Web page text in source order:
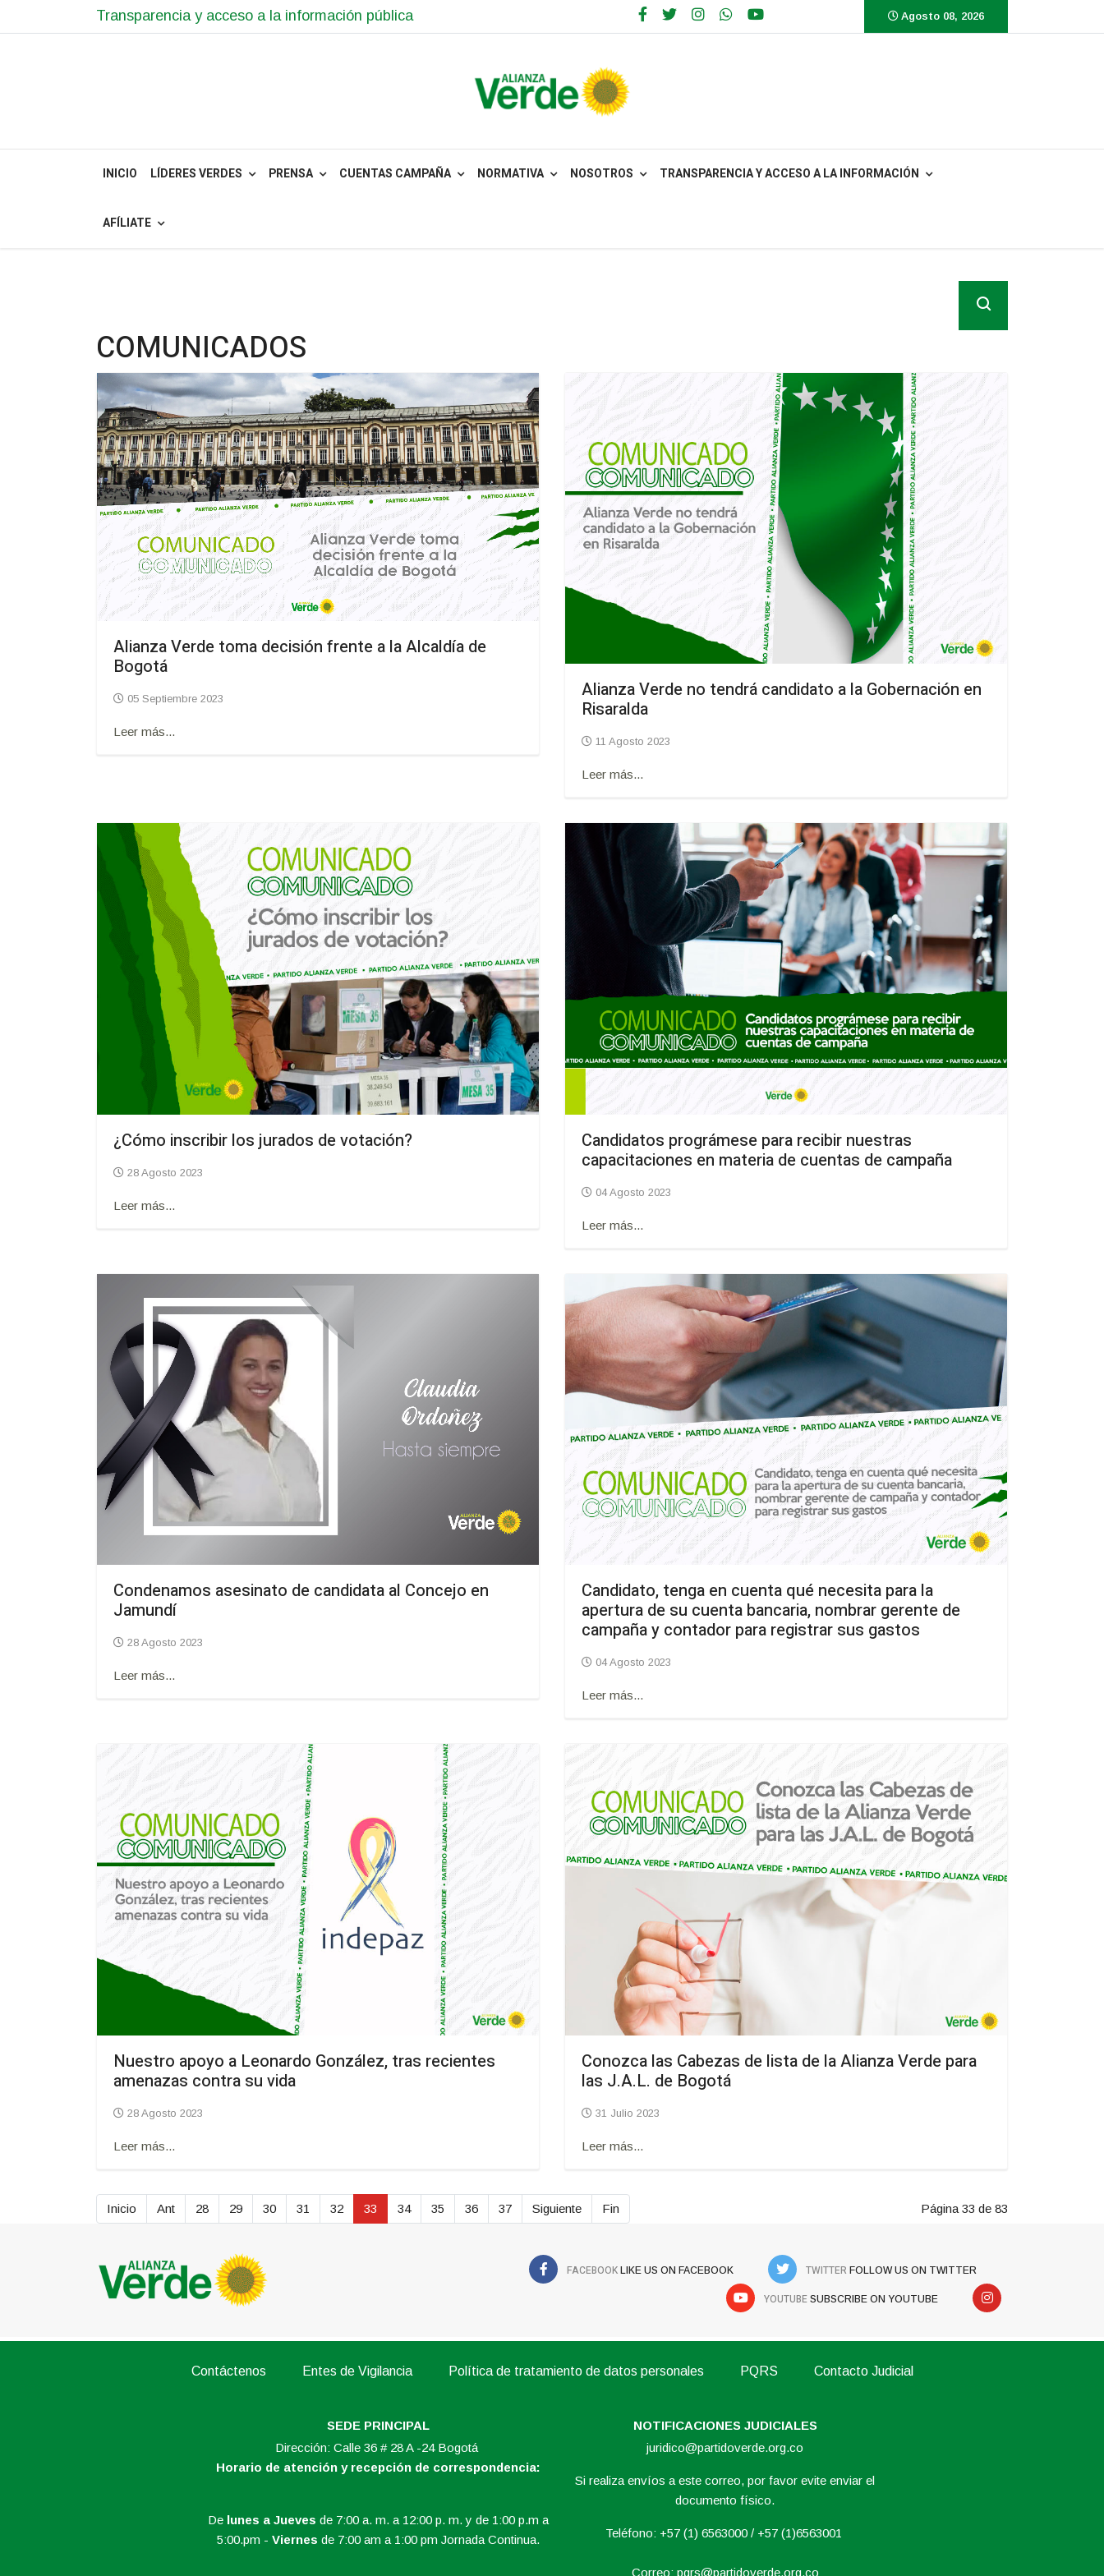
Transparencia y acceso a la información pública Agosto 08, 2026
INICIO LÍDERES VERDES PRENSA CUENTAS CAMPAÑA NORMATIVA NOSOTROS TRANSPARENCIA Y ACCESO A LA INFORMACIÓN
AFÍLIATE
COMUNICADOS
Alianza Verde toma decisión frente a la Alcaldía de
Bogotá
05 Septiembre 2023
Leer más...
Alianza Verde no tendrá candidato a la Gobernación en
Risaralda
11 Agosto 2023
Leer más...
¿Cómo inscribir los jurados de votación?
28 Agosto 2023
Leer más...
Candidatos prográmese para recibir nuestras
capacitaciones en materia de cuentas de campaña
04 Agosto 2023
Leer más...
Condenamos asesinato de candidata al Concejo en
Jamundí
28 Agosto 2023
Leer más...
Candidato, tenga en cuenta qué necesita para la
apertura de su cuenta bancaria, nombrar gerente de
campaña y contador para registrar sus gastos
04 Agosto 2023
Leer más...
Nuestro apoyo a Leonardo González, tras recientes
amenazas contra su vida
28 Agosto 2023
Leer más...
Conozca las Cabezas de lista de la Alianza Verde para
las J.A.L. de Bogotá
31 Julio 2023
Leer más...
Inicio Ant 28 29 30 31 32 33 34 35 36 37 Siguiente Fin Página 33 de 83
FACEBOOK LIKE US ON FACEBOOK TWITTER FOLLOW US ON TWITTER
YOUTUBE SUBSCRIBE ON YOUTUBE
Contáctenos Entes de Vigilancia Política de tratamiento de datos personales PQRS Contacto Judicial
SEDE PRINCIPAL
NOTIFICACIONES JUDICIALES
Dirección: Calle 36 # 28 A -24 Bogotá
Horario de atención y recepción de correspondencia:
De lunes a Jueves de 7:00 a. m. a 12:00 p. m. y de 1:00 p.m a
5:00.pm - Viernes de 7:00 am a 1:00 pm Jornada Continua.
juridico@partidoverde.org.co
Si realiza envíos a este correo, por favor evite enviar el
documento físico.
Teléfono: +57 (1) 6563000 / +57 (1)6563001
Correo: pqrs@partidoverde.org.co